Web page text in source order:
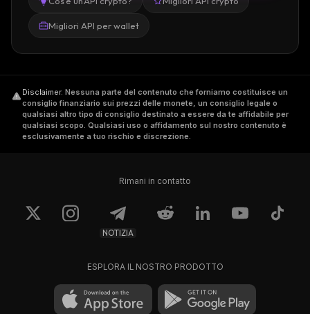
Migliori API per wallet
Disclaimer. Nessuna parte del contenuto che forniamo costituisce un
consiglio finanziario sui prezzi delle monete, un consiglio legale o
qualsiasi altro tipo di consiglio destinato a essere da te affidabile per
qualsiasi scopo. Qualsiasi uso o affidamento sul nostro contenuto è
esclusivamente a tuo rischio e discrezione.
Rimani in contatto
NOTIZIA
ESPLORA IL NOSTRO PRODOTTO